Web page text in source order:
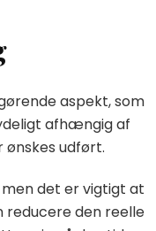
aspekt, som
afhængig af
udført.
det er vigtigt at
reducere den reelle